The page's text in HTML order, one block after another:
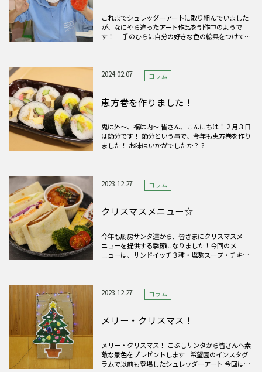
これまでシュレッダーアートに取り組んでいました
が、なにやら違ったアート作品を制作中のようで
す！ 手のひらに自分の好きな色の絵具をつけて、
す！お楽しみに…
2024.02.07 コラム
恵方巻を作りました！
鬼は外～、福は内～ 皆さん、こんにちは！２月３日
は節分です！ 節分という事で、今年も恵方巻を作り
ました！ お味はいかがでしたか？？
2023.12.27 コラム
クリスマスメニュー☆
今年も厨房サンタ達から、皆さまにクリスマスメ
ニューを提供する季節になりました！今回のメ
ニューは、サンドイッチ３種・塩麴スープ・チキン
2023.12.27
コラム
メリー・クリスマス！
メリー・クリスマス！ こぶしサンタから皆さんへ素
敵な景色をプレゼントします 希望園のインスタグ
ラムで以前も登場したシュレッダーアート 今回は